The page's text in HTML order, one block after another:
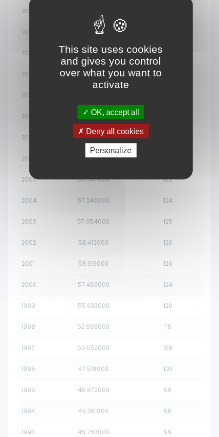
2013
2012 54.306000
2011 54.013000
2010 53.971000
2009
2008 54.621000
2007 55.215000
2006 55.886000
2005 56.547000 122
2004 57.240000 124
2003 57.954000 125
2002 58.412000 126
2001 58.319000 126
2000 57.453000 124
1999 55.633000 120
1998 52.999000 115
1997 50.052000 108
1996 47.518000 103
1995 45.872000 99
1994 45.361000 98
1993 45.763000 99
This site uses cookies
and gives you control
over what you want to
activate
OK, accept all
Deny all cookies
Personalize